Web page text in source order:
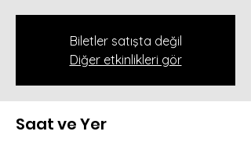
Biletler satışta değil
Diğer etkinlikleri gör
Saat ve Yer